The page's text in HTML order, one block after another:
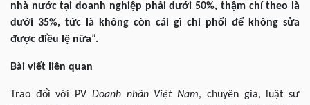
nhà nước tại doanh nghiệp phải dưới 50%, thậm chí theo là
dưới 35%, tức là không còn cái gì chi phối để không sửa
được điều lệ nữa”.
Bài viết liên quan
Trao đổi với PV Doanh nhân Việt Nam, chuyên gia, luật sư